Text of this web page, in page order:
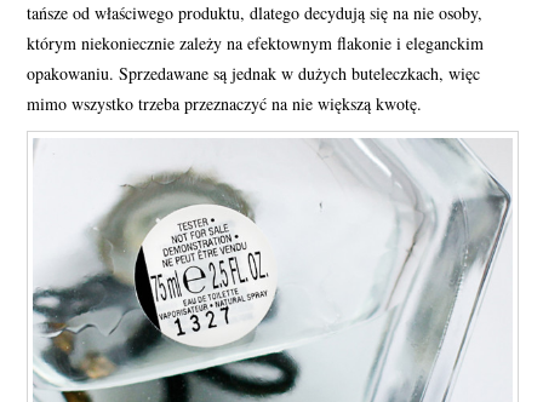
tańsze od właściwego produktu, dlatego decydują się na nie osoby,
którym niekoniecznie zależy na efektownym flakonie i eleganckim
opakowaniu. Sprzedawane są jednak w dużych buteleczkach, więc
mimo wszystko trzeba przeznaczyć na nie większą kwotę.